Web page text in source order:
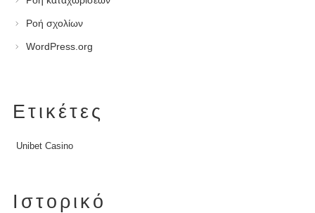
Ροή σχολίων
WordPress.org
Ετικέτες
Unibet Casino
Ιστορικό